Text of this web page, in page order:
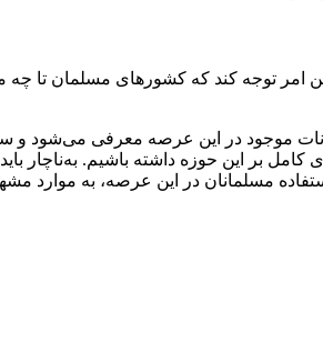
توجه کند که کشورهای مسلمان تا چه
موجود در این عرصه معرفی
کامل بر این حوزه داشته باشیم.
مسلمانان در این عرصه، به موارد